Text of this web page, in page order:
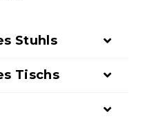
Stuhls
Tischs